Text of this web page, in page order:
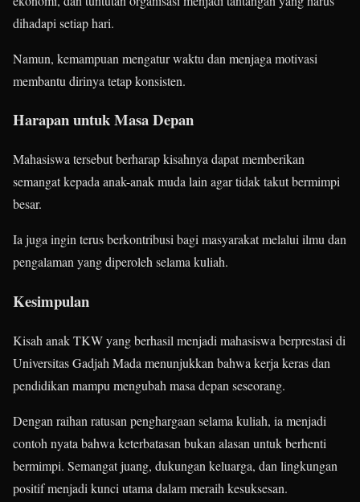
dihadapi setiap hari.
Namun, kemampuan mengatur waktu dan menjaga motivasi
membantu dirinya tetap konsisten.
Harapan untuk Masa Depan
Mahasiswa tersebut berharap kisahnya dapat memberikan
semangat kepada anak-anak muda lain agar tidak takut bermimpi
besar.
Ia juga ingin terus berkontribusi bagi masyarakat melalui ilmu dan
pengalaman yang diperoleh selama kuliah.
Kesimpulan
Kisah anak TKW yang berhasil menjadi mahasiswa berprestasi di
Universitas Gadjah Mada menunjukkan bahwa kerja keras dan
pendidikan mampu mengubah masa depan seseorang.
Dengan raihan ratusan penghargaan selama kuliah, ia menjadi
contoh nyata bahwa keterbatasan bukan alasan untuk berhenti
bermimpi. Semangat juang, dukungan keluarga, dan lingkungan
positif menjadi kunci utama dalam meraih kesuksesan.